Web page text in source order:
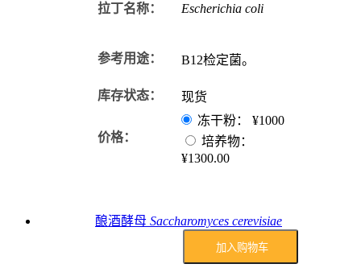
拉丁名称： Escherichia coli
参考用途： B12检定菌。
库存状态： 现货
价格：
冻干粉：
¥1000
培养物：
¥1300.00
酿酒酵母 Saccharomyces cerevisiae
加入购物车